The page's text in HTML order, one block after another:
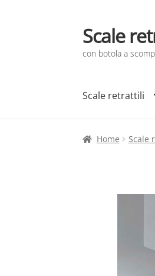
Vai
alla
navigazione
Vai
al
contenuto
Scale
con botola a
Scale retrattili
Home Scale